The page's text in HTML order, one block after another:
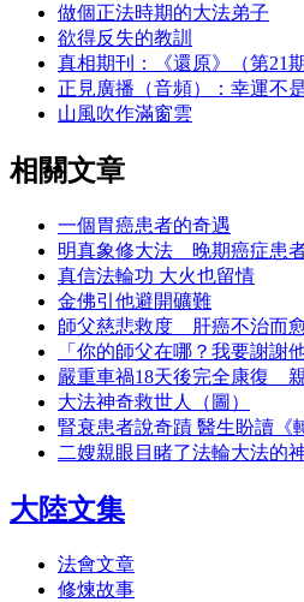
做個正法時期的大法弟子
欲得反失的教訓
真相期刊：《還原》（第21期
正見廣播（音頻）：幸運不
山風吹作滿窗雲
相關文章
一個胃癌患者的奇遇
明真象修大法 晚期癌症患
真信法輪功 大火也留情
金佛引他避開礦難
師父慈悲救度 肝癌不治而
「你的師父在哪？我要謝謝他
嚴重車禍18天後完全康復
大法神奇救世人（圖）
腎衰患者說奇蹟 醫生盼讀《
二嫂親眼目睹了法輪大法的
大陸文集
法會文章
修煉故事